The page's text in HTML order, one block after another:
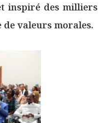
inspiré des milliers
de valeurs morales.